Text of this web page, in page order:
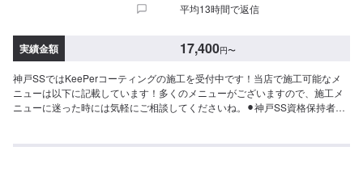
などの汚れがつきにくい施工です。ノーメンテで3年耐久！（メンテありで5
ズ）87,600円（Mサイズ）93,200円（Lサイズ）102,900円（LLサイズ）
131,400円（XLサイズ）＜EXキーパー（作業時間：6時間〜1日）＞新車向け
す）。高密度ガラス被膜で水垢などに強くかつてない程の艶を生み出しま
す！ノーメンテで3年耐久！（メンテありで6年耐久）⚪︎施工価格（車サイ
ズ）113,500円（SSサイズ）123,800円（Sサイズ）134,900円（Mサイズ）
月無料点検洗車のサービスがございます。詳細は来店時スタッフまでお尋ね
平均13時間で返信
実績金額 17,400円〜
神戸SSではKeePerコーティングの施工を受付中です！当店で施工可能なメ
ニューは以下に記載しています！多くのメニューがございますので、施工メ
ニューに迷った時には気軽にご相談してくださいね。⚫︎神戸SS資格保持者
で愛車の輝きを保ちます！⚪︎施工価格（車サイズ）17,400円（SSサイズ）